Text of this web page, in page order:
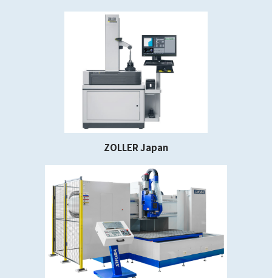
ZOLLER Japan